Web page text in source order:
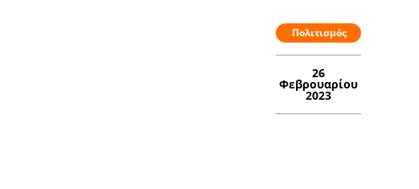
Πολιτισμός
26
Φεβρουαρίου
2023